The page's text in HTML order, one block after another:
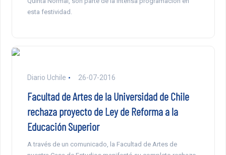
esta festividad.
Diario Uchile 26-07-2016
Facultad de Artes de la Universidad de Chile
rechaza proyecto de Ley de Reforma a la
Educación Superior
A través de un comunicado, la Facultad de Artes de